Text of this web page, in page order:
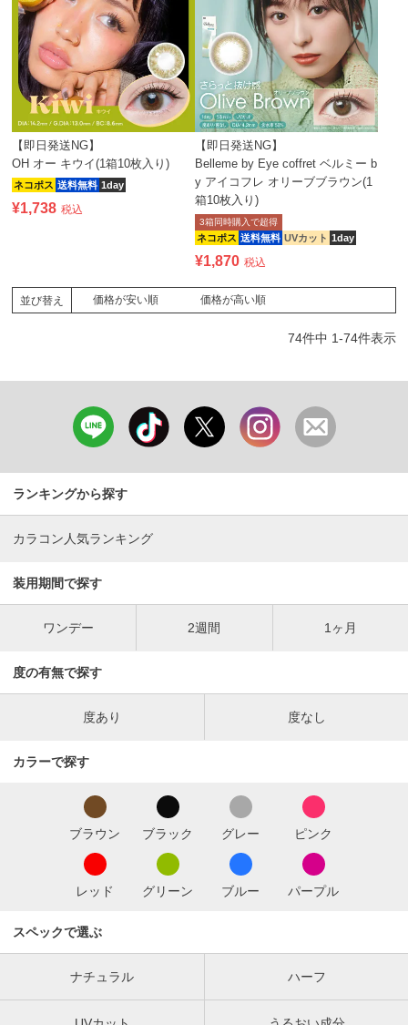
【即日発送NG】
OH オー キウイ(1箱10枚入り)
ネコポス 送料無料 1day
¥1,738 税込
【即日発送NG】
Belleme by Eye coffret ベルミー b
y アイコフレ オリーブブラウン(1
箱10枚入り)
ネコポス 送料無料 UVカット 1day
3箱同時購入で超得
¥1,870 税込
並び替え 価格が安い順 価格が高い順
74件中 1-74件表示
ランキングから探す
カラコン人気ランキング
装用期間で探す
ワンデー 2週間 1ヶ月
度の有無で探す
度あり 度なし
カラーで探す
ブラウン ブラック グレー ピンク
レッド グリーン ブルー パープル
スペックで選ぶ
ナチュラル ハーフ